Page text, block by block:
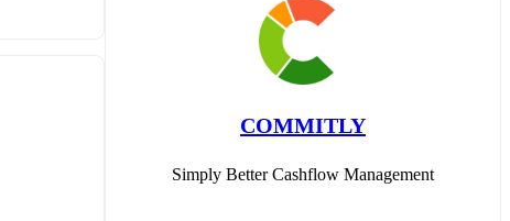
COMMITLY
Simply Better Cashflow Management